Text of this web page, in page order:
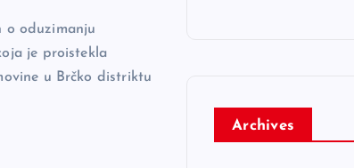
o oduzimanju
je proistekla
u Brčko distriktu
Archives